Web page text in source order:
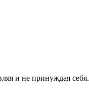
и не принуждая себя.